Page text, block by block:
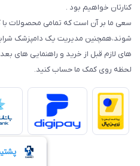
کنارتان خواهیم بود .
سعی ما بر آن است که تمامی محصولات با
شوند،همچنین مدیریت یک دامپزشک
های لازم قبل از خرید و راهنمایی های
لحظه روی کمک ما حساب کنید.